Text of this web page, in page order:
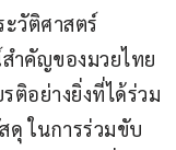
วัติศาสตร์
ำคัญของมวยไทย
ติอย่างยิ่งที่ได้ร่วม
ดุ ในการร่วมขับ